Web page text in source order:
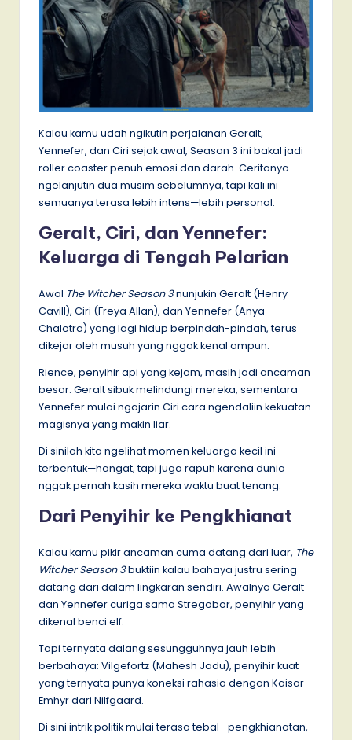
Kalau kamu udah ngikutin perjalanan Geralt,
Yennefer, dan Ciri sejak awal, Season 3 ini bakal jadi
roller coaster penuh emosi dan darah. Ceritanya
ngelanjutin dua musim sebelumnya, tapi kali ini
semuanya terasa lebih intens—lebih personal.
Geralt, Ciri, dan Yennefer:
Keluarga di Tengah Pelarian
Awal The Witcher Season 3nunjukin Geralt (Henry
Cavill), Ciri (Freya Allan), dan Yennefer (Anya
Chalotra) yang lagi hidup berpindah-pindah, terus
dikejar oleh musuh yang nggak kenal ampun.
Rience, penyihir api yang kejam, masih jadi ancaman
besar. Geralt sibuk melindungi mereka, sementara
Yennefer mulai ngajarin Ciri cara ngendaliin kekuatan
magisnya yang makin liar.
Di sinilah kita ngelihat momen keluarga kecil ini
terbentuk—hangat, tapi juga rapuh karena dunia
nggak pernah kasih mereka waktu buat tenang.
Dari Penyihir ke Pengkhianat
Kalau kamu pikir ancaman cuma datang dari luar, The
Witcher Season 3buktiin kalau bahaya justru sering
datang dari dalam lingkaran sendiri. Awalnya Geralt
dan Yennefer curiga sama Stregobor, penyihir yang
dikenal benci elf.
Tapi ternyata dalang sesungguhnya jauh lebih
berbahaya: Vilgefortz (Mahesh Jadu), penyihir kuat
yang ternyata punya koneksi rahasia dengan Kaisar
Emhyr dari Nilfgaard.
Di sini intrik politik mulai terasa tebal—pengkhianatan,